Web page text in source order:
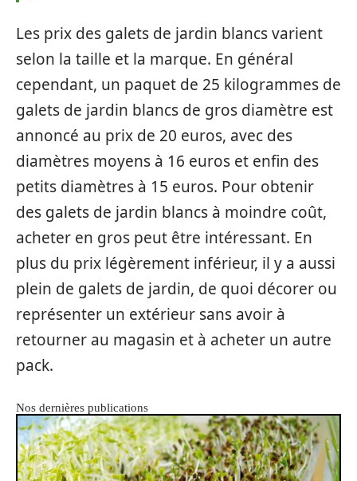
Les prix des galets de jardin blancs varient
selon la taille et la marque. En général
cependant, un paquet de 25 kilogrammes de
galets de jardin blancs de gros diamètre est
annoncé au prix de 20 euros, avec des
diamètres moyens à 16 euros et enfin des
petits diamètres à 15 euros. Pour obtenir
des galets de jardin blancs à moindre coût,
acheter en gros peut être intéressant. En
plus du prix légèrement inférieur, il y a aussi
plein de galets de jardin, de quoi décorer ou
représenter un extérieur sans avoir à
retourner au magasin et à acheter un autre
pack.
Nos dernières publications